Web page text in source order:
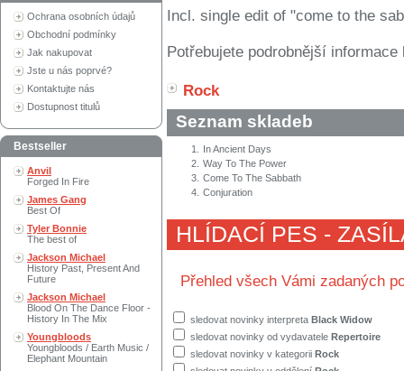
Ochrana osobních údajů
Obchodní podmínky
Jak nakupovat
Jste u nás poprvé?
Kontaktujte nás
Dostupnost titulů
Bestseller
Anvil
Forged In Fire
James Gang
Best Of
Tyler Bonnie
The best of
Jackson Michael
History Past, Present And
Future
Jackson Michael
Blood On The Dance Floor -
History In The Mix
Youngbloods
Youngbloods / Earth Music /
Elephant Mountain
Incl. single edit of "come to the
Potřebujete podrobnější
Rock
Seznam skladeb
1.
In Ancient Days
2. Way To The Power
3. Come To The Sabbath
4. Conjuration
HLÍDACÍ PES -
Přehled všech Vámi zadaných
sledovat novinky interpreta Black Widow
sledovat novinky od vydavatele Repertoire
sledovat novinky v kategorii Rock